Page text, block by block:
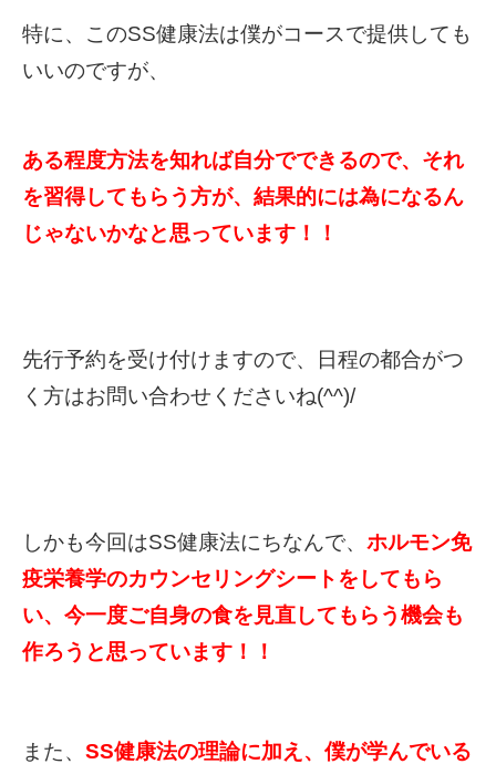
特に、このSS健康法は僕がコースで提供しても
いいのですが、
ある程度方法を知れば自分でできるので、それ
を習得してもらう方が、結果的には為になるん
じゃないかなと思っています！！
先行予約を受け付けますので、日程の都合がつ
く方はお問い合わせくださいね(^^)/
しかも今回はSS健康法にちなんで、 ホルモン免
疫栄養学のカウンセリングシートをしてもら
い、今一度ご自身の食を見直してもらう機会も
作ろうと思っています！！
また、 SS健康法の理論に加え、僕が学んでいる